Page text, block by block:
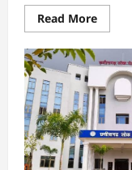
Read MoreRead
more
CG
News:
पाटन
सीट
पर
फंसे
भूपेश
बघेल!
सुप्रीम
कोर्ट
ने